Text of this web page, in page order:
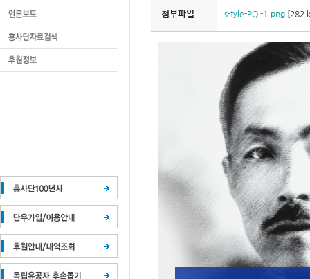
첨부파일 s-tyle-PQi-1.png[282